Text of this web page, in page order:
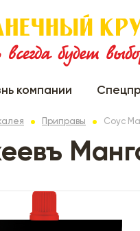
компании
Приправы Соус